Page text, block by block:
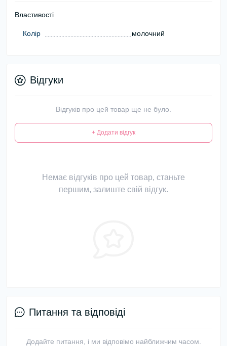
Властивості
Колір молочний
Відгуки
Відгуків про цей товар ще не було.
+ Додати відгук
Немає відгуків про цей товар, станьте
першим, залиште свій відгук.
Питання та відповіді
Додайте питання, і ми відповімо найближчим часом.